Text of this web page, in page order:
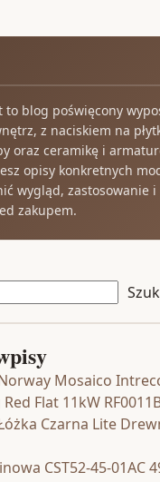
to blog poświęcony
z naciskiem na
oraz ceramikę i
opisy konkretnych
wygląd, zastosowanie
zakupem.
Mosaico
Flat 11kW
Czarna Lite
CST52-45-01AC